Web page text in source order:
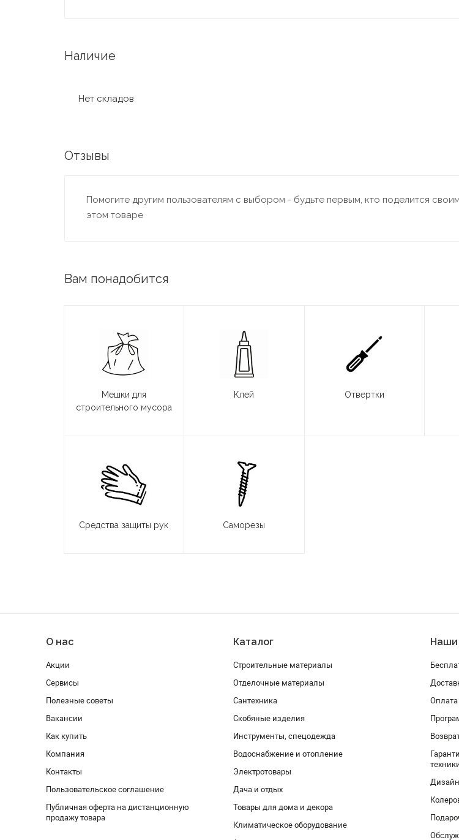
Наличие
Нет складов
Отзывы
Помогите другим пользователям с выбором - будьте первым, кто поделится
этом товаре
Вам понадобится
Мешки для
строительного мусора
Клей Отвертки
Средства защиты рук Саморезы
О нас
Акции
Сервисы
Полезные советы
Вакансии
Как купить
Компания
Контакты
Пользовательское соглашение
Публичная оферта на дистанционную
продажу товара
Каталог
Строительные материалы
Отделочные материалы
Сантехника
Скобяные изделия
Инструменты, спецодежда
Водоснабжение и отопление
Электротовары
Дача и отдых
Товары для дома и декора
Климатическое оборудование
Наши